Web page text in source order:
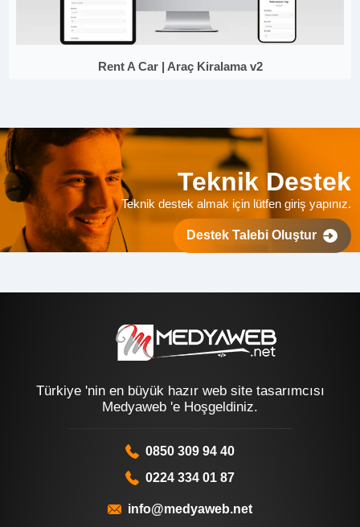
Rent A Car | Araç Kiralama v2
Teknik Destek
Teknik destek almak için lütfen giriş yapınız.
Destek Talebi Oluştur
Türkiye 'nin en büyük hazır web site tasarımcısı
Medyaweb 'e Hoşgeldiniz.
0850 309 94 40
0224 334 01 87
info@medyaweb.net